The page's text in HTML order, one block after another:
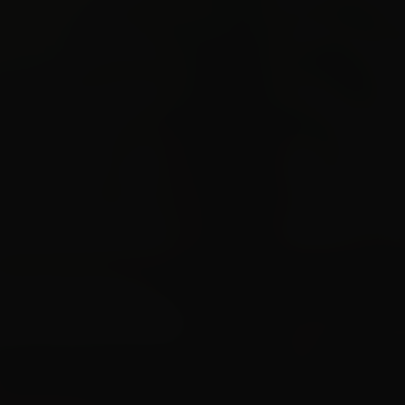
autrefois —
: chaque regard,
ce même jeu cruel dont